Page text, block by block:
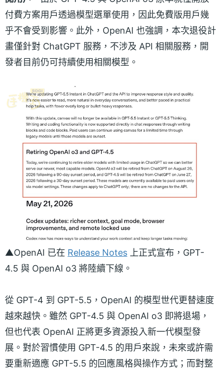
付費方案用戶透過模型選單使用，因此免費版用戶幾
乎不會受到影響。此外，OpenAI 也強調，本次退役計
畫僅針對 ChatGPT 服務，不涉及 API 相關服務，開
發者目前仍可持續使用相關模型。
▲OpenAI 已在 Release Notes 上正式宣布，GPT-
4.5 與 OpenAI o3 將陸續下線。
從 GPT-4 到 GPT-5.5，OpenAI 的模型世代更替速度
越來越快。雖然 GPT-4.5 與 OpenAI o3 即將退場，
但也代表 OpenAI 正將更多資源投入新一代模型發
展。對於習慣使用 GPT-4.5 的用戶來說，未來或許需
要重新適應 GPT-5.5 的回應風格與操作方式；而對整